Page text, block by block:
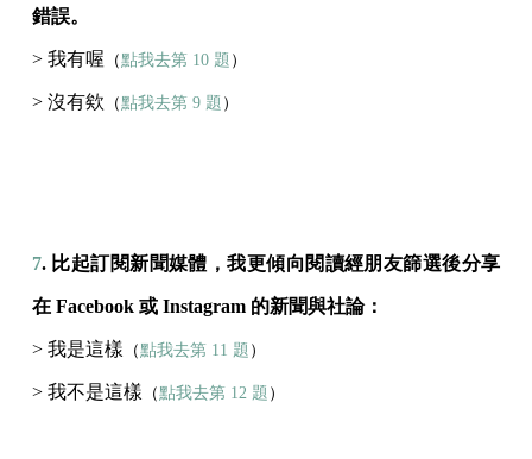
錯誤。
> 我有喔 （點我去第 10 題 ）
> 沒有欸 （點我去第 9 題 ）
7. 比起訂閱新聞媒體，我更傾向閱讀經朋友篩選後分享
在 Facebook 或 Instagram 的新聞與社論：
> 我是這樣 （點我去第 11 題 ）
> 我不是這樣 （點我去第 12 題 ）